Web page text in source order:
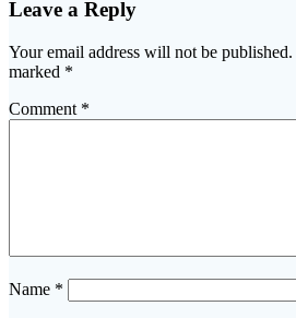
Leave a Reply
Your email address will not be published.
marked *
Comment *
Name *